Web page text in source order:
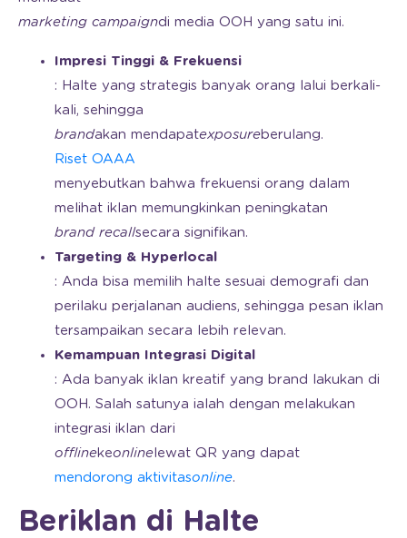
marketing campaigndi media OOH yang satu ini.
Impresi Tinggi & Frekuensi
: Halte yang strategis banyak orang lalui berkali-
kali, sehingga
brandakan mendapatexposureberulang.
Riset OAAA
menyebutkan bahwa frekuensi orang dalam
melihat iklan memungkinkan peningkatan
brand recallsecara signifikan.
Targeting & Hyperlocal
: Anda bisa memilih halte sesuai demografi dan
perilaku perjalanan audiens, sehingga pesan iklan
tersampaikan secara lebih relevan.
Kemampuan Integrasi Digital
: Ada banyak iklan kreatif yang brand lakukan di
OOH. Salah satunya ialah dengan melakukan
integrasi iklan dari
offlinekeonlinelewat QR yang dapat
mendorong aktivitasonline.
Beriklan di Halte